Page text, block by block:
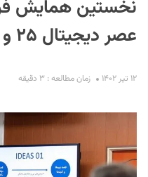
نخستین همایش
عصر دیجیتال ۲۵ و ۲۶ تیر برگزار می‌شود
۱۲ تیر ۱۴۰۲ زمان مطالعه : ۳ دقیقه